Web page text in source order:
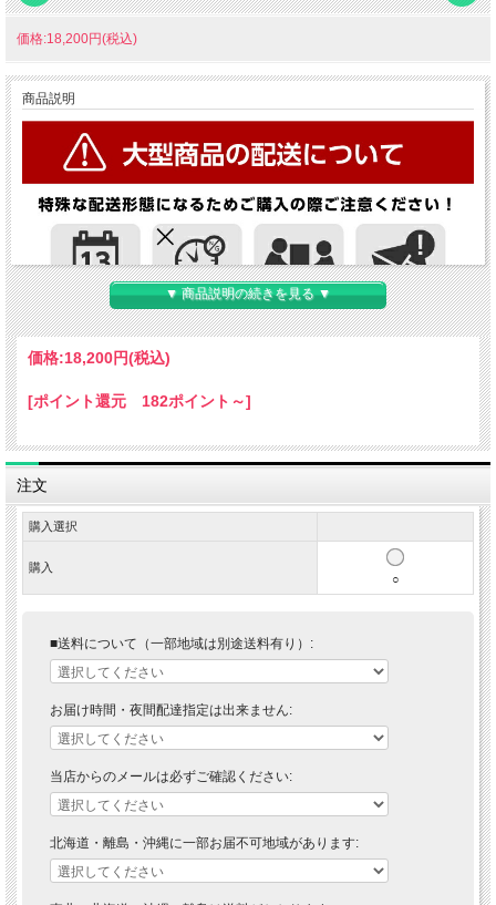
価格:18,200円(税込)
商品説明
▼ 商品説明の続きを見る ▼
価格:18,200円(税込)
[ポイント還元 182ポイント～]
注文
購入選択
購入
○
■送料について（一部地域は別途送料有り）:
お届け時間・夜間配達指定は出来ません:
当店からのメールは必ずご確認ください:
北海道・離島・沖縄に一部お届不可地域があります: